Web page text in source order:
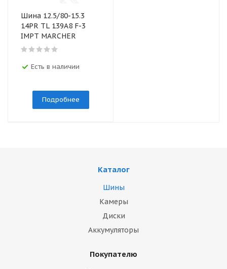
Шина 12.5/80-15.3
14PR TL 139А8 F-3
IMPT MARCHER
Есть в наличии
Подробнее
Каталог
Шины
Камеры
Диски
Аккумуляторы
Покупателю